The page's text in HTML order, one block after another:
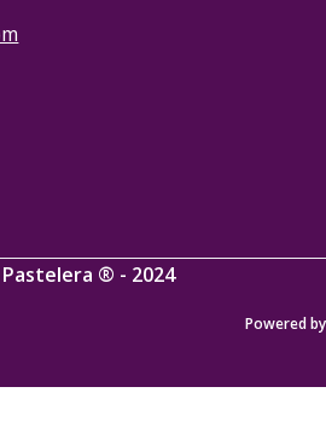
Pastelera ® - 2024
Powered by